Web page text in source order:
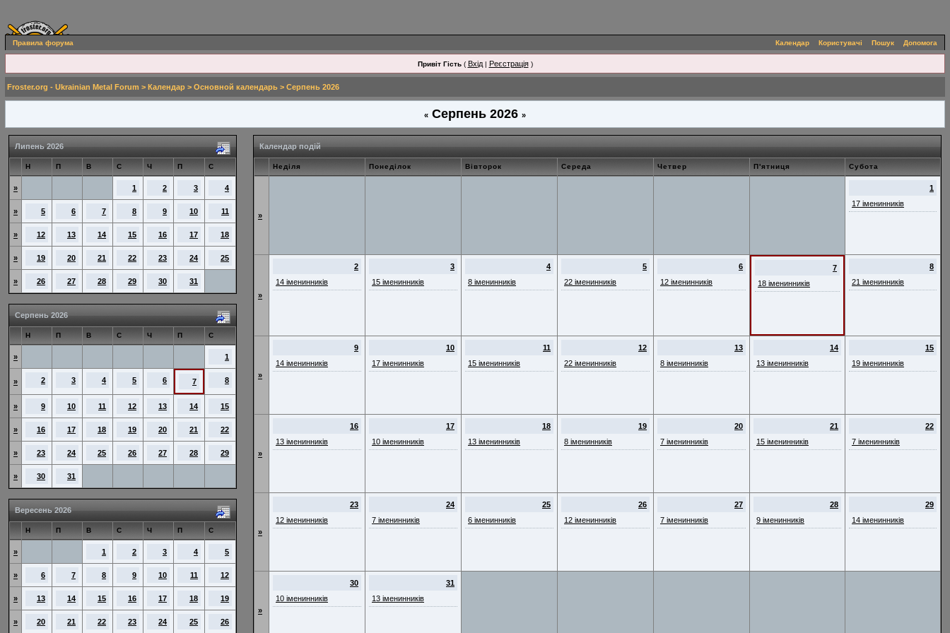
Правила форума Календар Користувачі Пошук Допомога
Привіт Гість( Вхід| Реєстрація)
Froster.org - Ukrainian Metal Forum > Календар > Основной календарь > Серпень 2026
« Серпень 2026 »
Липень 2026
Н П В С Ч П С
» 1 2 3 4
» 5 6 7 8 9 10 11
» 12 13 14 15 16 17 18
» 19 20 21 22 23 24 25
» 26 27 28 29 30 31
Серпень 2026
Н П В С Ч П С
» 1
» 2 3 4 5 6 7 8
» 9 10 11 12 13 14 15
» 16 17 18 19 20 21 22
» 23 24 25 26 27 28 29
» 30 31
Вересень 2026
Н П В С Ч П С
» 1 2 3 4 5
» 6 7 8 9 10 11 12
» 13 14 15 16 17 18 19
» 20 21 22 23 24 25 26
Календар подій
Неділя Понеділок Вівторок Середа Четвер П'ятниця Субота
»
1
17 іменинників
»
2
14 іменинників
3
15 іменинників
4
8 іменинників
5
22 іменинників
6
12 іменинників
7
18 іменинників
8
21 іменинників
»
9
14 іменинників
10
17 іменинників
11
15 іменинників
12
22 іменинників
13
8 іменинників
14
13 іменинників
15
19 іменинників
»
16
13 іменинників
17
10 іменинників
18
13 іменинників
19
8 іменинників
20
7 іменинників
21
15 іменинників
22
7 іменинників
»
23
12 іменинників
24
7 іменинників
25
6 іменинників
26
12 іменинників
27
7 іменинників
28
9 іменинників
29
14 іменинників
»
30
10 іменинників
31
13 іменинників